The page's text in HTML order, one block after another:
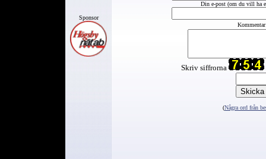
Sponsor
Din e-post (om du vill ha
Skriv siffrorna
(Några ord från